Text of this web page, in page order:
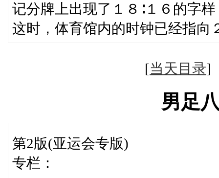
记分牌上出现了１８∶１６的字
这时，体育馆内的时钟已经指向
[当天目录
男足
第2版(亚运会专版)
专栏：